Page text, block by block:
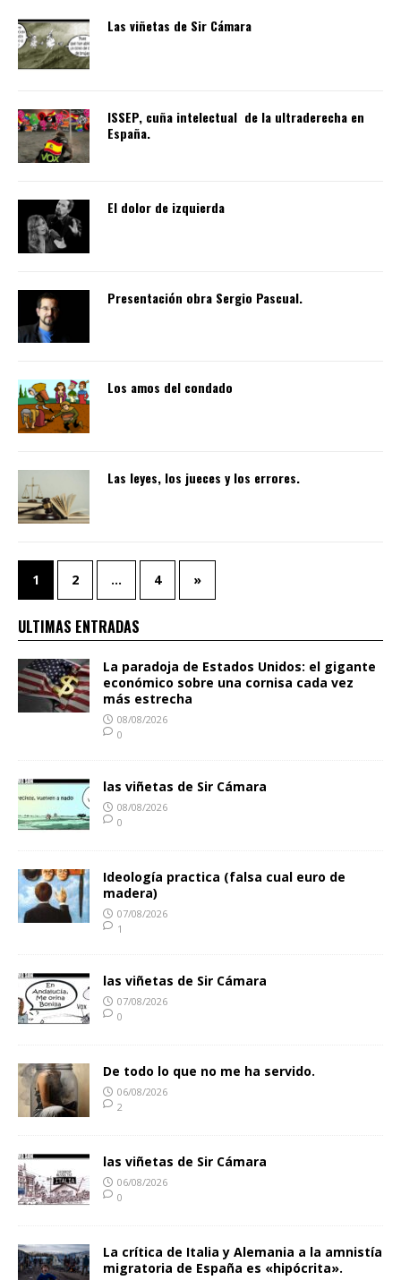
Las viñetas de Sir Cámara
ISSEP, cuña intelectual de la ultraderecha en
España.
El dolor de izquierda
Presentación obra Sergio Pascual.
Los amos del condado
Las leyes, los jueces y los errores.
1 2 … 4 »
ULTIMAS ENTRADAS
La paradoja de Estados Unidos: el gigante
económico sobre una cornisa cada vez
más estrecha
08/08/2026
0
las viñetas de Sir Cámara
08/08/2026
0
Ideología practica (falsa cual euro de
madera)
07/08/2026
1
las viñetas de Sir Cámara
07/08/2026
0
De todo lo que no me ha servido.
06/08/2026
2
las viñetas de Sir Cámara
06/08/2026
0
La crítica de Italia y Alemania a la amnistía
migratoria de España es «hipócrita».